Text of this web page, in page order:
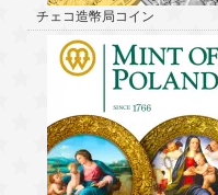
チェコ造幣局コイン